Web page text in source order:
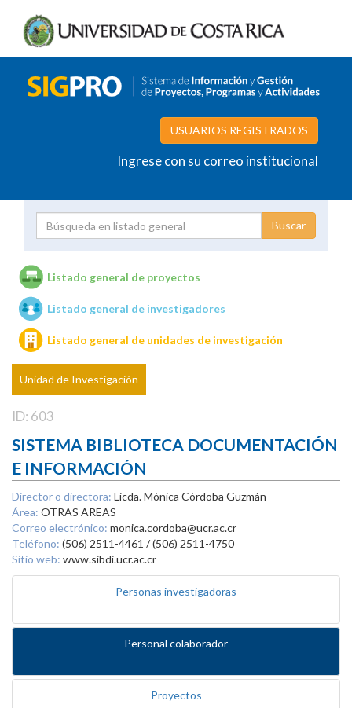
USUARIOS REGISTRADOS
Ingrese con su correo institucional
Unidades de investigación
Listado general de proyectos
Listado general de investigadores
Listado general de unidades de investigación
Unidad de Investigación
ID: 603
SISTEMA BIBLIOTECA DOCUMENTACIÓN
E INFORMACIÓN
Director o directora: Licda. Mónica Córdoba Guzmán
Área: OTRAS AREAS
Correo electrónico: monica.cordoba@ucr.ac.cr
Teléfono: (506) 2511-4461 / (506) 2511-4750
Sitio web: www.sibdi.ucr.ac.cr
Personas investigadoras
Personal colaborador
Proyectos